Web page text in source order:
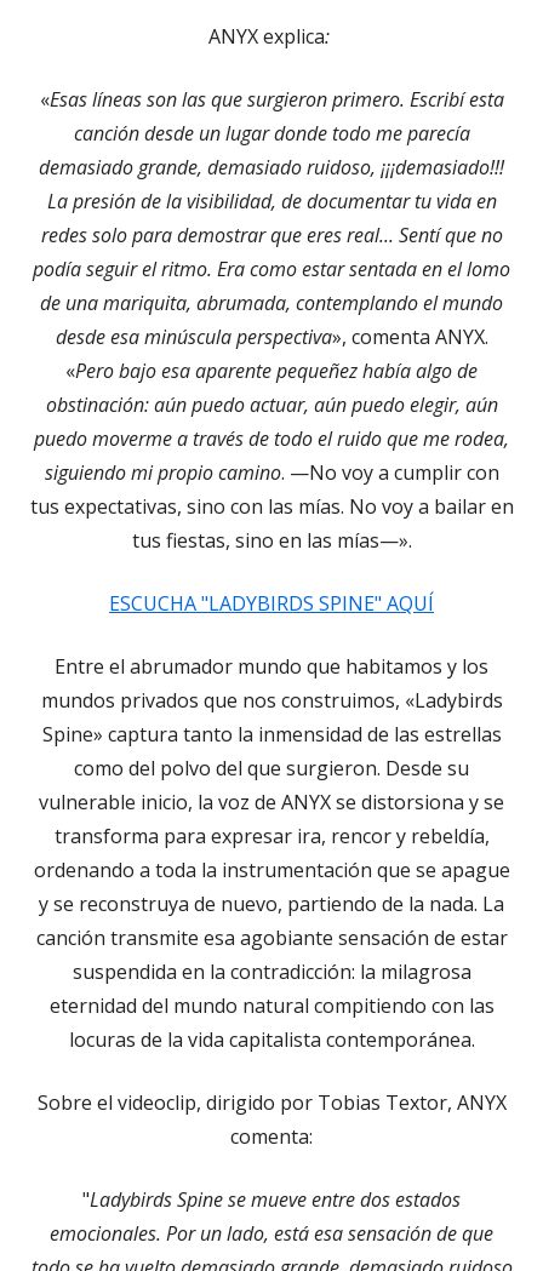
ANYX explica:
«Esas líneas son las que surgieron primero. Escribí esta
canción desde un lugar donde todo me parecía
demasiado grande, demasiado ruidoso, ¡¡¡demasiado!!!
La presión de la visibilidad, de documentar tu vida en
redes solo para demostrar que eres real... Sentí que no
podía seguir el ritmo. Era como estar sentada en el lomo
de una mariquita, abrumada, contemplando el mundo
desde esa minúscula perspectiva», comenta ANYX.
«Pero bajo esa aparente pequeñez había algo de
obstinación: aún puedo actuar, aún puedo elegir, aún
puedo moverme a través de todo el ruido que me rodea,
siguiendo mi propio camino. —No voy a cumplir con
tus expectativas, sino con las mías. No voy a bailar en
tus fiestas, sino en las mías—».
ESCUCHA "LADYBIRDS SPINE" AQUÍ
Entre el abrumador mundo que habitamos y los
mundos privados que nos construimos, «Ladybirds
Spine» captura tanto la inmensidad de las estrellas
como del polvo del que surgieron. Desde su
vulnerable inicio, la voz de ANYX se distorsiona y se
transforma para expresar ira, rencor y rebeldía,
ordenando a toda la instrumentación que se apague
y se reconstruya de nuevo, partiendo de la nada. La
canción transmite esa agobiante sensación de estar
suspendida en la contradicción: la milagrosa
eternidad del mundo natural compitiendo con las
locuras de la vida capitalista contemporánea.
Sobre el videoclip, dirigido por Tobias Textor, ANYX
comenta:
"Ladybirds Spine se mueve entre dos estados
emocionales. Por un lado, está esa sensación de que